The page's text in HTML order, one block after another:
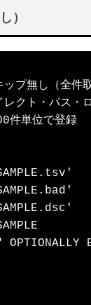
）
無し（全件取
ト・パス・ロ
単位で登録